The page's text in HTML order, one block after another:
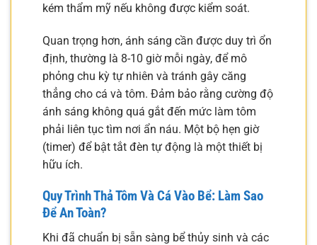
kém thẩm mỹ nếu không được kiểm soát.
Quan trọng hơn, ánh sáng cần được duy trì ổn
định, thường là 8-10 giờ mỗi ngày, để mô
phỏng chu kỳ tự nhiên và tránh gây căng
thẳng cho cá và tôm. Đảm bảo rằng cường độ
ánh sáng không quá gắt đến mức làm tôm
phải liên tục tìm nơi ẩn náu. Một bộ hẹn giờ
(timer) để bật tắt đèn tự động là một thiết bị
hữu ích.
Quy Trình Thả Tôm Và Cá Vào Bể: Làm Sao
Để An Toàn?
Khi đã chuẩn bị sẵn sàng bể thủy sinh và các